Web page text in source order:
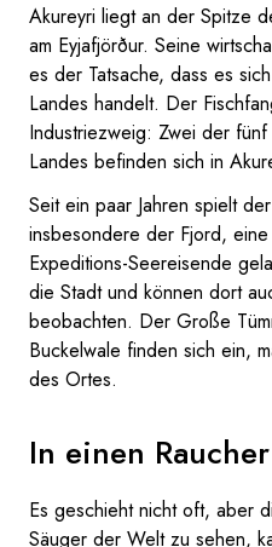
Akureyri liegt an der Spitze
am Eyjafjörður. Seine
es der Tatsache, dass es
Landes handelt. Der
Industriezweig: Zwei der
Landes befinden sich in
Seit ein paar Jahren spielt
insbesondere der Fjord,
Expeditions-Seereisende
die Stadt und können dort
beobachten. Der Große
Buckelwale finden sich ein,
des Ortes.
In einen
Es geschieht nicht oft, aber
Säuger der Welt zu sehen,